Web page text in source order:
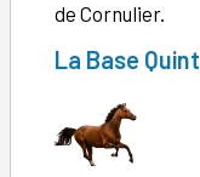
de Cornulier.
La Base